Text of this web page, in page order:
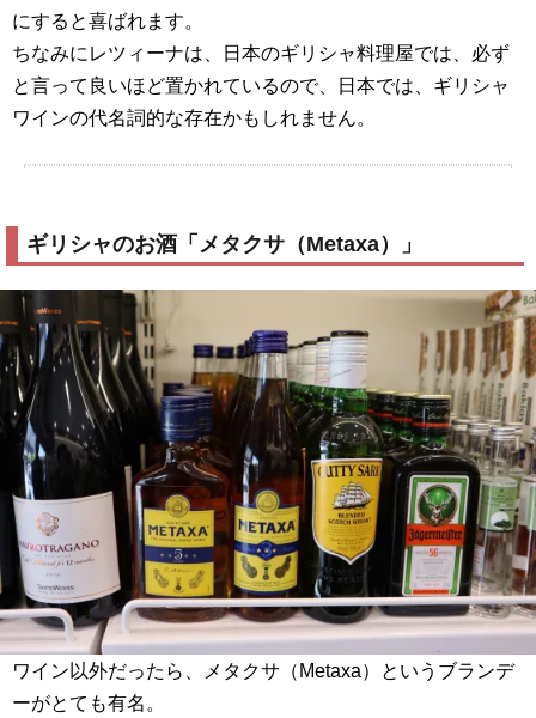
にすると喜ばれます。
ちなみにレツィーナは、日本のギリシャ料理屋では、必ず
と言って良いほど置かれているので、日本では、ギリシャ
ワインの代名詞的な存在かもしれません。
ギリシャのお酒「メタクサ（Metaxa）」
ワイン以外だったら、メタクサ（Metaxa）というブランデ
ーがとても有名。